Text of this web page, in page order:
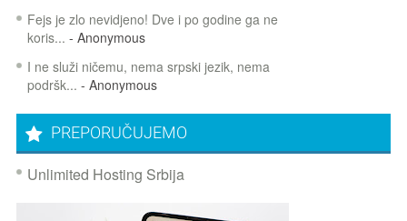
Fejs je zlo nevidjeno! Dve i po godine ga ne
koris... - Anonymous
I ne služi ničemu, nema srpski jezik, nema
podršk... - Anonymous
PREPORUČUJEMO
Unlimited Hosting Srbija